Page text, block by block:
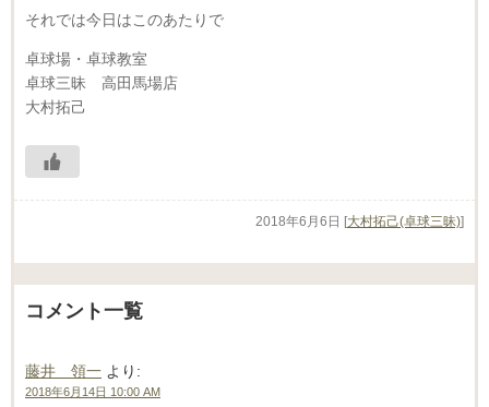
それでは今日はこのあたりで
卓球場・卓球教室
卓球三昧 高田馬場店
大村拓己
2018年6月6日 [大村拓己(卓球三昧)]
コメント一覧
藤井 領一 より:
2018年6月14日 10:00 AM